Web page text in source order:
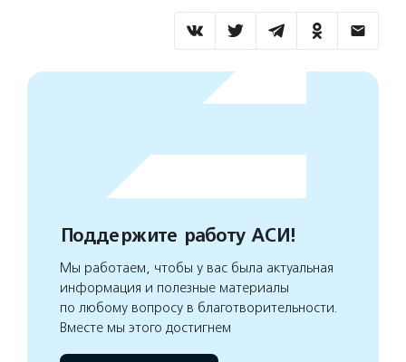
Поддержите работу АСИ!
Мы работаем, чтобы у вас была актуальная
информация и полезные материалы
по любому вопросу в благотворительности.
Вместе мы этого достигнем